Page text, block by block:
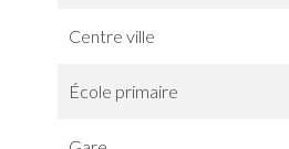
Centre ville
École primaire